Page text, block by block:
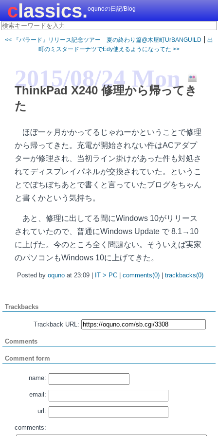
classics.oqunoの日記/Blog
<< 『パラード』リリース記念ツアー 夏の終わり篇@木屋町UrBANGUILD
出
町のミスタードーナツでEdy使えるようになってた >>
2015/08/24 Mon
ThinkPad X240 修理から帰ってき
た
ほぼ一ヶ月かかってるじゃねーかということで修理
から帰ってきた。充電が開始されない件はACアダプ
ターが修理され、当初ライン掛けがあった件も対処さ
れてディスプレイパネルが交換されていた。というこ
とでぼちぼちあとで書くと言っていたブログをちゃん
と書くかという気持ち。
あと、修理に出してる間にWindows 10がリリース
されていたので、普通にWindows Update で 8.1→10
に上げた。今のところ全く問題ない。そういえば実家
のパソコンもWindows 10に上げてきた。
Posted by oquno at 23:09 | IT > PC comments(0) trackbacks(0)
Trackbacks
Trackback URL:
Comments
Comment form
name:
email:
url:
comments: